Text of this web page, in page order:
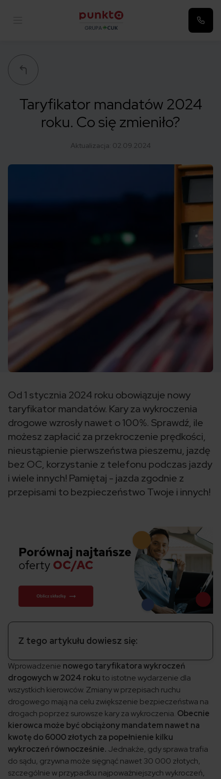
Taryfikator mandatów 2024
roku. Co się zmieniło?
Aktualizacja: 02.09.2024
Od 1 stycznia 2024 roku obowiązuje nowy
taryfikator mandatów. Kary za wykroczenia
drogowe wzrosły nawet o 100%. Sprawdź, ile
możesz zapłacić za przekroczenie prędkości,
nieustąpienie pierwszeństwa pieszemu, jazdę
bez OC, korzystanie z telefonu podczas jazdy
i wiele innych! Pamiętaj - jazda zgodnie z
przepisami to bezpieczeństwo Twoje i innych!
Z tego artykułu dowiesz się:
Wprowadzenie nowego taryfikatora wykroczeń
drogowych w 2024 rokuto istotne wydarzenie dla
wszystkich kierowców. Zmiany w przepisach ruchu
drogowego mają na celu zwiększenie bezpieczeństwa na
drogach poprzez surowsze kary za wykroczenia. Obecnie
kierowca może być obciążony mandatem nawet na
kwotę do 6000 złotych za popełnienie kilku
wykroczeń równocześnie. Jednakże, gdy sprawa trafia
do sądu, grzywna może sięgnąć nawet 30 000 złotych,
szczególnie w przypadku najpoważniejszych wykroczeń,